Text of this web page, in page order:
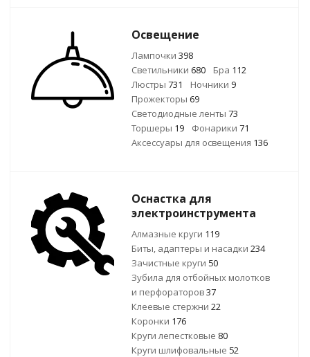
Освещение
Лампочки 398
Светильники 680 Бра 112
Люстры 731 Ночники 9
Прожекторы 69
Светодиодные ленты 73
Торшеры 19 Фонарики 71
Аксессуары для освещения 136
Оснастка для
электроинструмента
Алмазные круги 119
Биты, адаптеры и насадки 234
Зачистные круги 50
Зубила для отбойных молотков
и перфораторов37
Клеевые стержни 22
Коронки 176
Круги лепестковые 80
Круги шлифовальные 52